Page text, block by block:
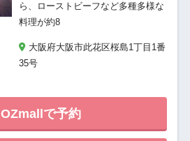
ら、ローストビーフなど多種多様な
料理が約8
大阪府大阪市此花区桜島1丁目1番
35号
OZmallで予約